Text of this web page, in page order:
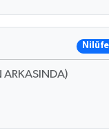
ARKASINDA)